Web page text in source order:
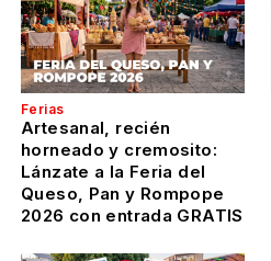
Ferias
Artesanal, recién
horneado y cremosito:
Lánzate a la Feria del
Queso, Pan y Rompope
2026 con entrada GRATIS